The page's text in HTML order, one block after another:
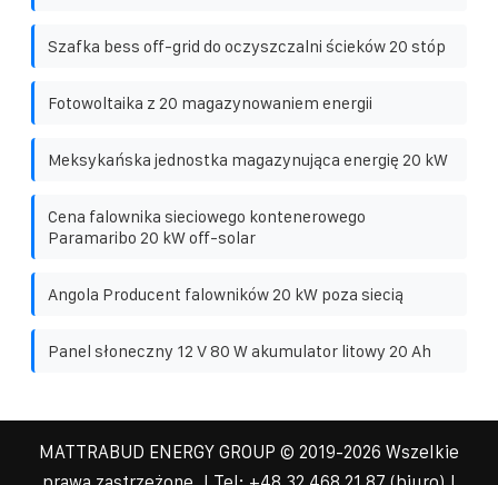
Szafka bess off-grid do oczyszczalni ścieków 20 stóp
Fotowoltaika z 20 magazynowaniem energii
Meksykańska jednostka magazynująca energię 20 kW
Cena falownika sieciowego kontenerowego
Paramaribo 20 kW off-solar
Angola Producent falowników 20 kW poza siecią
Panel słoneczny 12 V 80 W akumulator litowy 20 Ah
MATTRABUD ENERGY GROUP © 2019-2026 Wszelkie